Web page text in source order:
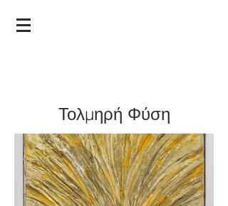
Τολμηρή Φύση